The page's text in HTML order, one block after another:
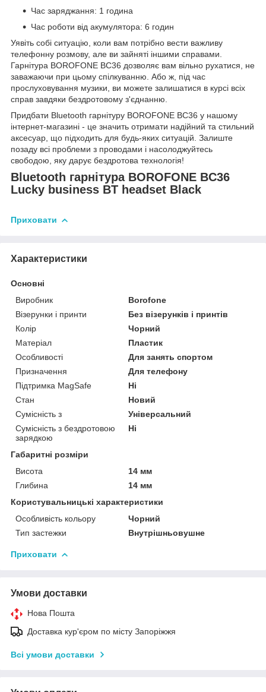
Час заряджання: 1 година
Час роботи від акумулятора: 6 годин
Уявіть собі ситуацію, коли вам потрібно вести важливу
телефонну розмову, але ви зайняті іншими справами.
Гарнітура BOROFONE BC36 дозволяє вам вільно рухатися, не
заважаючи при цьому спілкуванню. Або ж, під час
прослуховування музики, ви можете залишатися в курсі всіх
справ завдяки бездротовому з'єднанню.
Придбати Bluetooth гарнітуру BOROFONE BC36 у нашому
інтернет-магазині - це значить отримати надійний та стильний
аксесуар, що підходить для будь-яких ситуацій. Залиште
позаду всі проблеми з проводами і насолоджуйтесь
свободою, яку дарує бездротова технологія!
Bluetooth гарнітура BOROFONE BC36
Lucky business BT headset Black
Приховати
Характеристики
Основні
Виробник
Borofone
Візерунки і принти
Без візерунків і принтів
Колір
Чорний
Матеріал
Пластик
Особливості
Для занять спортом
Призначення
Для телефону
Підтримка MagSafe
Ні
Стан
Новий
Сумісність з
Універсальний
Сумісність з бездротовою
зарядкою
Ні
Габаритні розміри
Висота
14 мм
Глибина
14 мм
Користувальницькі характеристики
Особливість кольору
Чорний
Тип застежки
Внутрішньовушне
Приховати
Умови доставки
Нова Пошта
Доставка кур'єром по місту Запоріжжя
Всі умови доставки